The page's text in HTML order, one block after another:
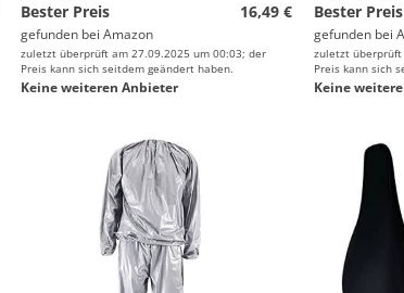
Bester Preis
16,49 €
gefunden bei Amazon
zuletzt überprüft am 27.09.2025 um 00:03; der
Preis kann sich seitdem geändert haben.
Keine weiteren Anbieter
Bester Preis
gefunden bei
zuletzt überprüft
Preis kann sich
Keine